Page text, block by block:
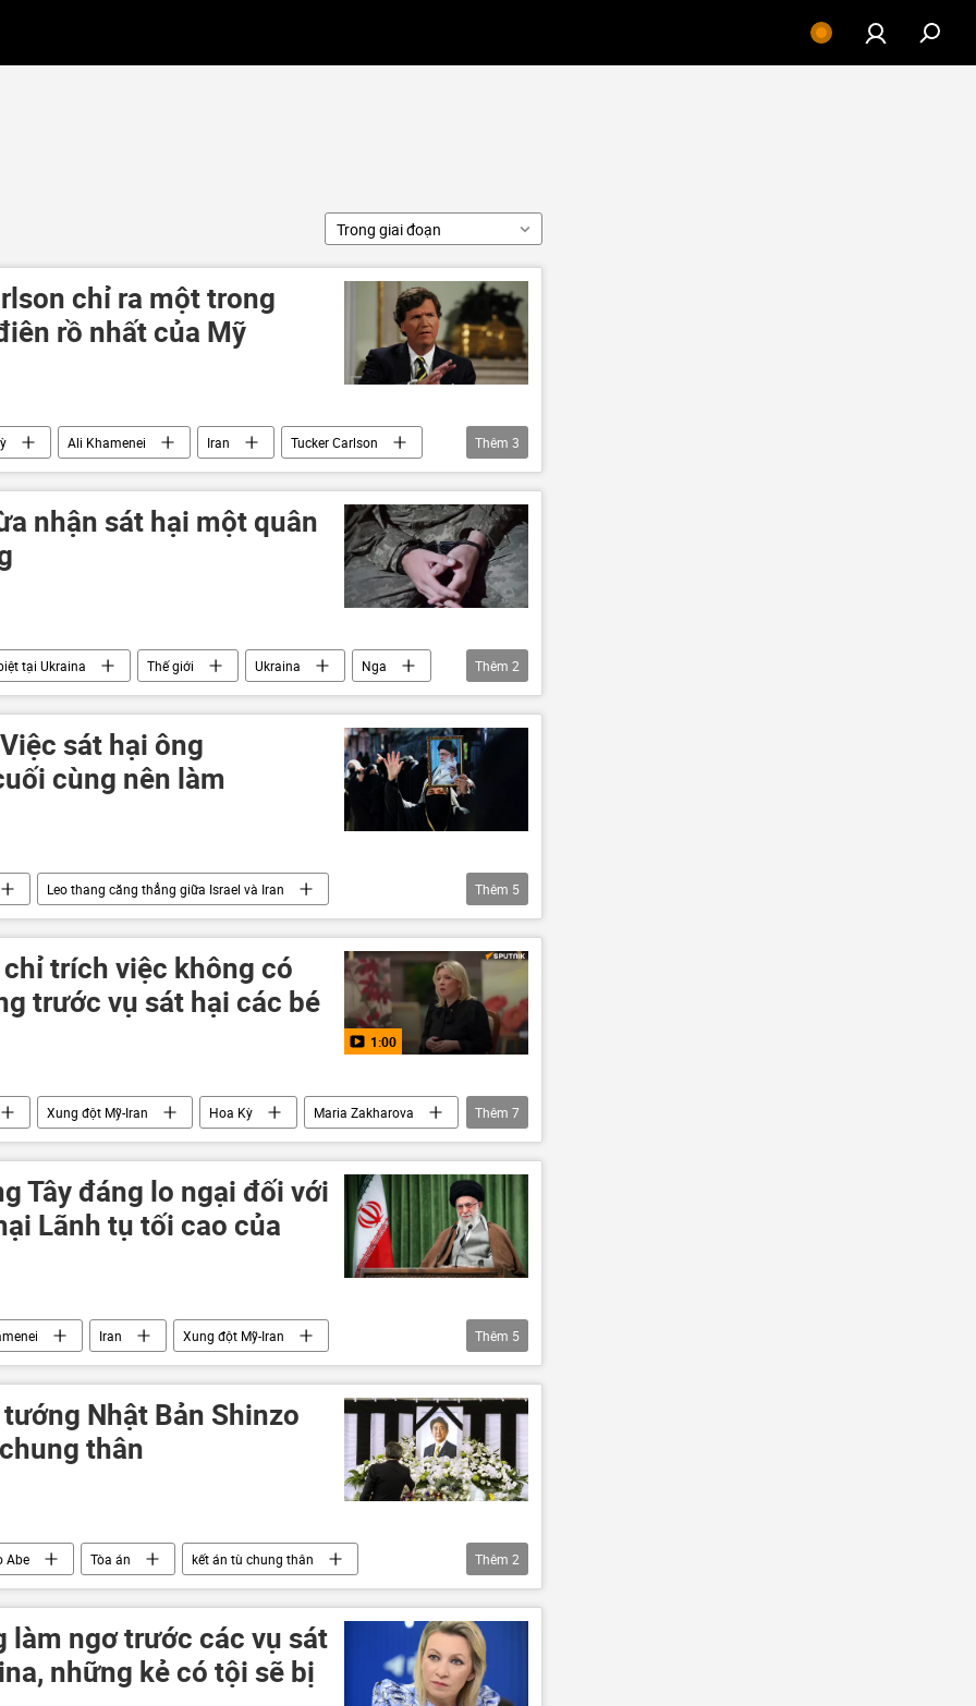
Trong giai đoạn
chỉ ra một trong
rồ nhất của Mỹ
Ali Khamenei Iran
Tucker Carlson
Xung đột Mỹ-Iran
Thêm 3
nhận sát hại một quân
tại Ukraina Thế giới Ukraina
Nga
Thêm 2
sát hại ông
cùng nên làm
Leo thang căng thẳng giữa Israel và Iran
Tucker Carlson Ali Khamenei Trung Đông
Thêm 5
trích việc không có
trước vụ sát hại các bé
1:00
Xung đột Mỹ-Iran Hoa Kỳ
Maria Zakharova
Israel và Iran bé gái trường học
Nga
Thêm 7
Tây đáng lo ngại đối với
Lãnh tụ tối cao của
Iran
Xung đột Mỹ-Iran
Israel Thế giới
Báo chí thế giới
Thêm 5
Nhật Bản Shinzo
thân
Abe Tòa án
kết án tù chung thân
Nhật Bản Shinzo Abe
Thêm 2
làm ngơ trước các vụ sát
những kẻ có tội sẽ bị